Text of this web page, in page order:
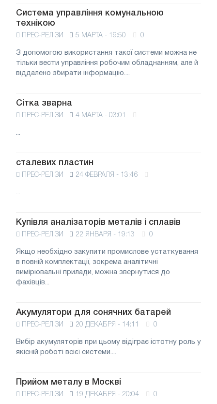
Система управління комунальною
технікою
ПРЕС-РЕЛІЗИ 5 МАРТА - 19:50 0
З допомогою використання такої системи можна не
тільки вести управління робочим обладнанням, але й
віддалено збирати інформацію....
Сітка зварна
ПРЕС-РЕЛІЗИ 4 МАРТА - 03:01
...
сталевих пластин
ПРЕС-РЕЛІЗИ 24 ФЕВРАЛЯ - 13:46
...
Купівля аналізаторів металів і сплавів
ПРЕС-РЕЛІЗИ 22 ЯНВАРЯ - 19:13 0
Якщо необхідно закупити промислове устаткування
в повній комплектації, зокрема аналітичні
вимірювальні прилади, можна звернутися до
фахівців...
Акумулятори для сонячних батарей
ПРЕС-РЕЛІЗИ 20 ДЕКАБРЯ - 14:11 0
Вибір акумуляторів при цьому відіграє істотну роль у
якісній роботі всієї системи....
Прийом металу в Москві
ПРЕС-РЕЛІЗИ 19 ДЕКАБРЯ - 20:04 0